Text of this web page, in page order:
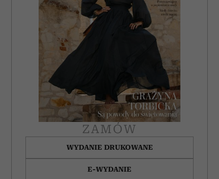
ZAMÓW
WYDANIE DRUKOWANE
E-WYDANIE